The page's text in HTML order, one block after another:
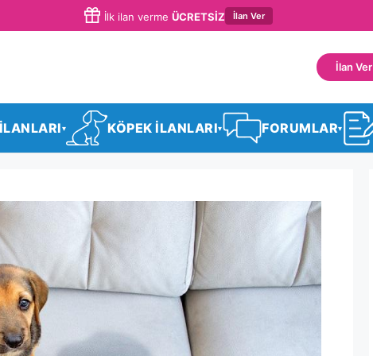
İlk ilan verme ÜCRETSİZ İlan Ver
İlan Ver
▾ KÖPEK İLANLARI▾ FORUMLAR▾